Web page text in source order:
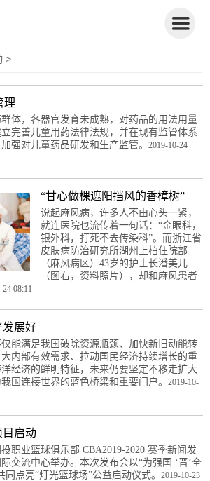
>
理
体，各器官发育未成熟，对药品的用法用量
完善儿童用药法律法规，并在现有监管体系
强对儿童药品研发和生产监管。 2019-10-24
“甘心做棵遮阳挡风的香樟树”
说起麻风病，许多人不由心头一紧，
就连医院也流传着一句话：“金眼科，
银外科，打死不去传染科”。而浙江省
皮肤病防治研究所湖州上柏住院部
（麻风病区）43岁的护士长潘美儿
（图右，资料照片），却和麻风患者
08:11
发展好
能满足我国破除资源瓶颈、加快新旧动能转
内部有效需求、拉动国民经济持续增长的重
经济的鲜明特征，未来仍要坚定不移走扩大
国连接世界的蓝色桥梁和重要门户。 2019-10-
目启动
职业篮球俱乐部 CBA2019-2020 赛季新闻发
交流中心举办。本次发布会以“为强国 ‘晋’全
点亮“灯光篮球场”公益启动仪式。 2019-10-23